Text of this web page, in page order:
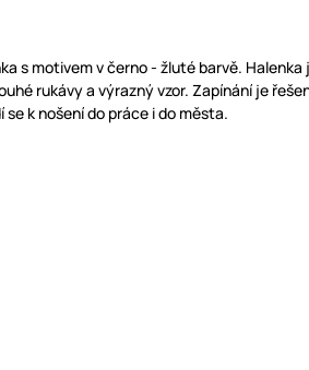
s motivem v černo - žluté barvě. Halenka
rukávy a výrazný vzor. Zapínání je
se k nošení do práce i do města.